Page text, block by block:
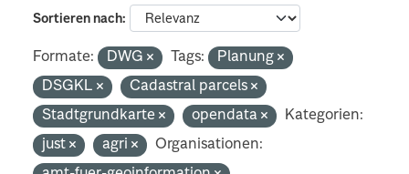
Sortieren nach
Formate: DWG Tags:
Planung
DSGKL
Cadastral parcels
Stadtgrundkarte
opendata
Kategorien:
just
agri
Organisationen: